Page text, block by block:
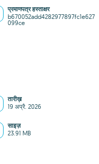
प्रमाणपत्र हस्ताक्षर
b670052add4282977897fc1e627
099ce
तारीख़
19 अप्रै. 2026
साइज़
23.91 MB